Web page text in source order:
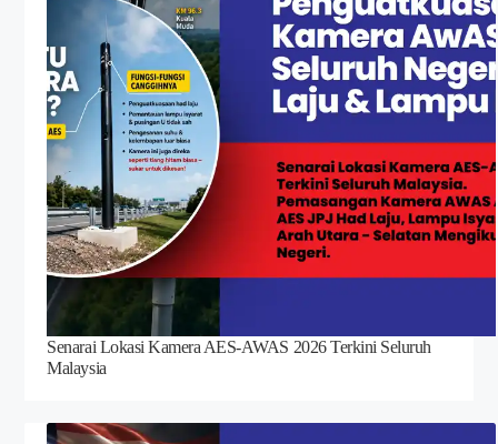
Senarai Lokasi Kamera AES-AWAS 2026 Terkini Seluruh
Malaysia